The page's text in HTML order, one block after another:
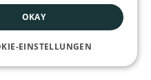
OKAY
EINSTELLUNGEN